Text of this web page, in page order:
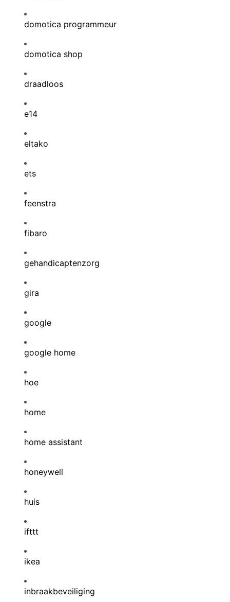
domotica programmeur
domotica shop
draadloos
e14
eltako
ets
feenstra
fibaro
gehandicaptenzorg
gira
google
google home
hoe
home
home assistant
honeywell
huis
ifttt
ikea
inbraakbeveiliging